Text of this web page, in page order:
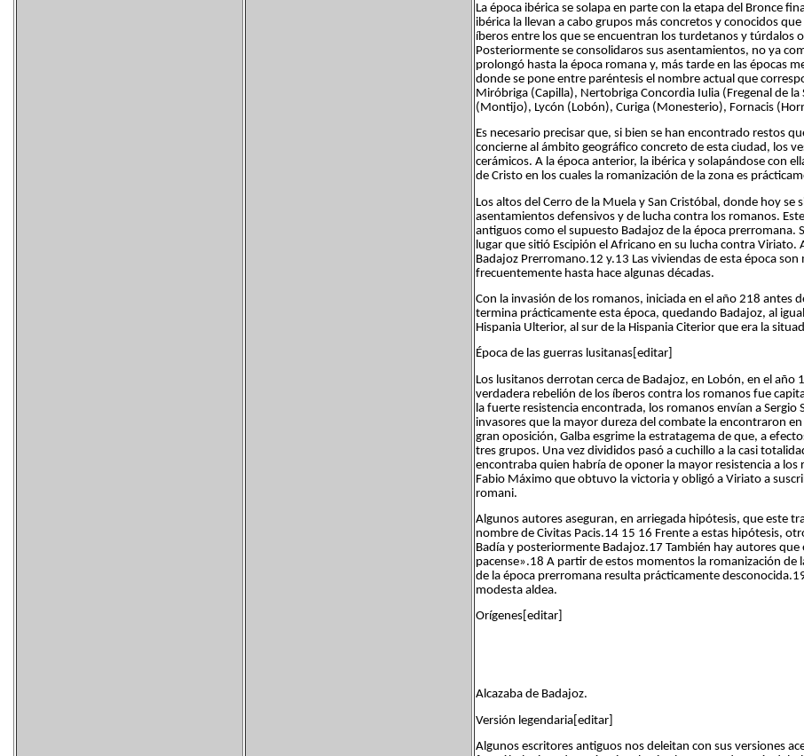
La época ibérica se solapa en parte con la etapa del Bronce
ibérica la llevan a cabo grupos más concretos y conocidos
íberos entre los que se encuentran los turdetanos y túrdalos
Posteriormente se consolidaros sus asentamientos, no ya
prolongó hasta la época romana y, más tarde en las épocas
donde se pone entre paréntesis el nombre actual que
Miróbriga (Capilla), Nertobriga Concordia Iulia (Fregenal de
(Montijo), Lycón (Lobón), Curiga (Monesterio), Fornacis
Es necesario precisar que, si bien se han encontrado restos
concierne al ámbito geográfico concreto de esta ciudad, los
cerámicos. A la época anterior, la ibérica y solapándose con
de Cristo en los cuales la romanización de la zona es
Los altos del Cerro de la Muela y San Cristóbal, donde hoy
asentamientos defensivos y de lucha contra los romanos.
antiguos como el supuesto Badajoz de la época prerromana.
lugar que sitió Escipión el Africano en su lucha contra
Badajoz Prerromano.12 y.13 Las viviendas de esta época
frecuentemente hasta hace algunas décadas.
Con la invasión de los romanos, iniciada en el año 218 antes
termina prácticamente esta época, quedando Badajoz, al
Hispania Ulterior, al sur de la Hispania Citerior que era la
Época de las guerras lusitanas[editar]
Los lusitanos derrotan cerca de Badajoz, en Lobón, en el
verdadera rebelión de los íberos contra los romanos fue
la fuerte resistencia encontrada, los romanos envían a
invasores que la mayor dureza del combate la encontraron
gran oposición, Galba esgrime la estratagema de que, a
tres grupos. Una vez divididos pasó a cuchillo a la casi
encontraba quien habría de oponer la mayor resistencia a
Fabio Máximo que obtuvo la victoria y obligó a Viriato a
romani.
Algunos autores aseguran, en arriegada hipótesis, que este
nombre de Civitas Pacis.14 15 16 Frente a estas hipótesis,
Badía y posteriormente Badajoz.17 También hay autores
pacense».18 A partir de estos momentos la romanización de
de la época prerromana resulta prácticamente
modesta aldea.
Orígenes[editar]
Alcazaba de Badajoz.
Versión legendaria[editar]
Algunos escritores antiguos nos deleitan con sus versiones